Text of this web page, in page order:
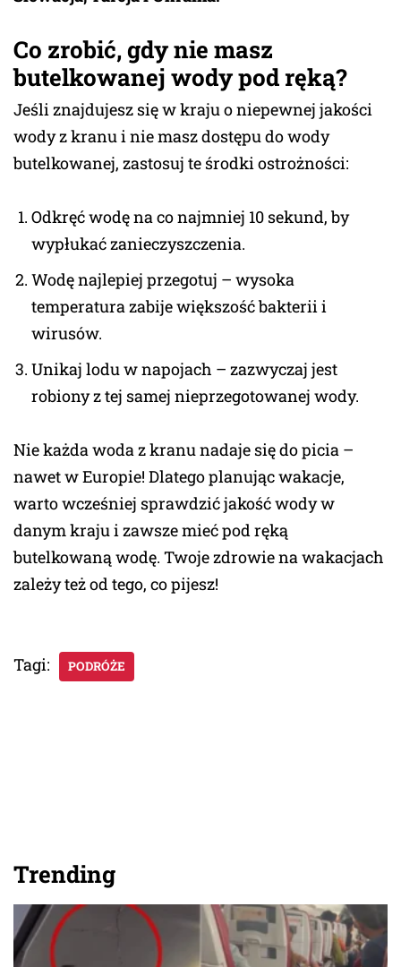
Co zrobić, gdy nie masz
butelkowanej wody pod ręką?
Jeśli znajdujesz się w kraju o niepewnej jakości
wody z kranu i nie masz dostępu do wody
butelkowanej, zastosuj te środki ostrożności:
Odkręć wodę na co najmniej 10 sekund, by
wypłukać zanieczyszczenia.
Wodę najlepiej przegotuj – wysoka
temperatura zabije większość bakterii i
wirusów.
Unikaj lodu w napojach – zazwyczaj jest
robiony z tej samej nieprzegotowanej wody.
Nie każda woda z kranu nadaje się do picia –
nawet w Europie! Dlatego planując wakacje,
warto wcześniej sprawdzić jakość wody w
danym kraju i zawsze mieć pod ręką
butelkowaną wodę. Twoje zdrowie na wakacjach
zależy też od tego, co pijesz!
Tagi: PODRÓŻE
Trending